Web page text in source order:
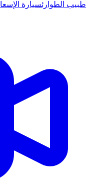
الإسعافالرعاية المنزلية